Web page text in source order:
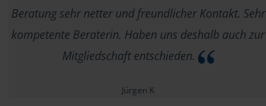
Beratung sehr netter und freundlicher Kontakt. Sehr
kompetente Beraterin. Haben uns deshalb auch zur
Mitgliedschaft entschieden.
Jürgen K